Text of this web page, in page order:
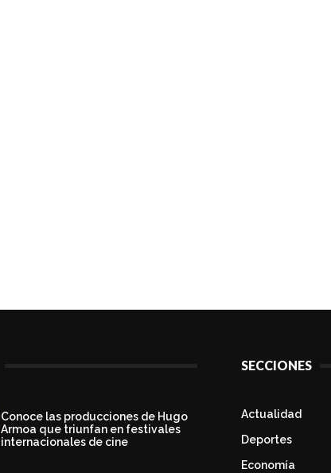
Conoce las producciones de Hugo
Armoa que triunfan en festivales
internacionales de cine
SECCIONES
Actualidad
Deportes
Economía